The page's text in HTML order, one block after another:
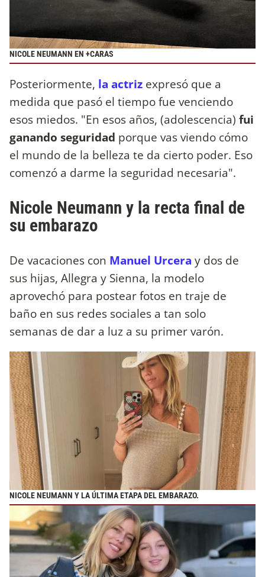
NICOLE NEUMANN EN +CARAS
Posteriormente, la actriz expresó que a
medida que pasó el tiempo fue venciendo
esos miedos. "En esos años, (adolescencia) fui
ganando seguridad porque vas viendo cómo
el mundo de la belleza te da cierto poder. Eso
comenzó a darme la seguridad necesaria".
Nicole Neumann y la recta final de
su embarazo
De vacaciones con Manuel Urcera y dos de
sus hijas, Allegra y Sienna, la modelo
aprovechó para postear fotos en traje de
baño en sus redes sociales a tan solo
semanas de dar a luz a su primer varón.
NICOLE NEUMANN Y LA ÚLTIMA ETAPA DEL EMBARAZO.